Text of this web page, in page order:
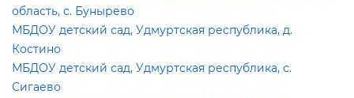
область, с. Бунырево
МБДОУ детский сад, Удмуртская республика, д.
Костино
МБДОУ детский сад, Удмуртская республика, с.
Сигаево